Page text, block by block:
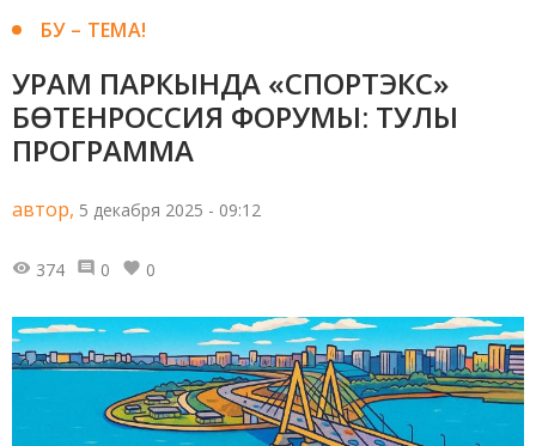
БУ – ТЕМА!
УРАМ ПАРКЫНДА «СПОРТЭКС»
БӨТЕНРОССИЯ ФОРУМЫ: ТУЛЫ
ПРОГРАММА
автор, 5 декабря 2025 - 09:12
374 0 0